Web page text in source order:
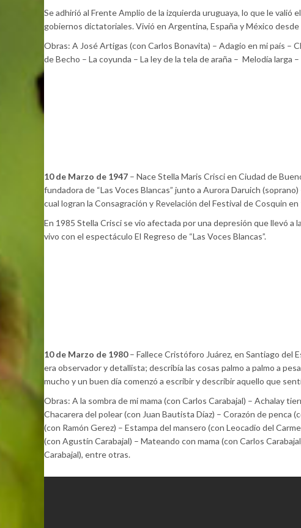
Se adhirió al Frente Amplio de la izquierda uruguaya, lo que le
gobiernos dictatoriales. Vivió en Argentina, España y México
Obras: A José Artigas (con Carlos Bonavita) – Adagio en mi país –
de Becho – La coyunda – La ley de la tela de araña – Melodía
10 de Marzo de 1947 – Nace Stella Maris Crisci en Ciudad de
fundadora de “Las Voces Blancas” junto a Aurora Daruich
cual logran la Consagración y Revelación del Festival de Cosquin
En 1985 Stella Crisci se vio afectada por una depresión que llevó
vivo con el espectáculo El Regreso de “Las Voces Blancas”.
10 de Marzo de 1980– Fallece Cristóforo Juárez, en Santiago del
era observador y detallista; describía las cosas palmo a palmo a
mucho y un buen día comenzó a escribir y describir aquello que
Obras: A la sombra de mi mama (con Carlos Carabajal) – Achalay
Chacarera del polear (con Juan Bautista Díaz) – Corazón de penca
(con Ramón Gerez) – Estampa del mansero (con Leocadio del
(con Agustín Carabajal) – Mateando con mama (con Carlos
Carabajal), entre otras.